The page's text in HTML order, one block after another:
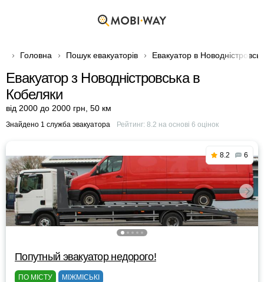
Головна Пошук евакуаторів Евакуатор в
Евакуатор з Новодністровська в
Кобеляки
від 2000 до 2000 грн 50 км
Знайдено 1 служба эвакуатора Рейтинг: 8.2 на основі 6 оцінок
8.2 6
Попутный эвакуатор недорого!
ПО МІСТУ МІЖМІСЬКІ